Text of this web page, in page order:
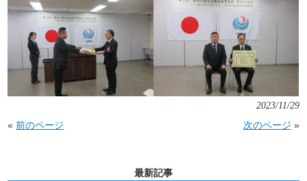
2023/11/29
«前のページ 次のページ »
最新記事